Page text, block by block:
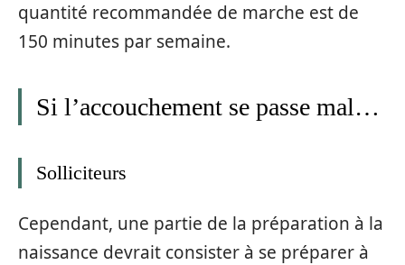
quantité recommandée de marche est de
150 minutes par semaine.
Si l’accouchement se passe mal…
Solliciteurs
Cependant, une partie de la préparation à la
naissance devrait consister à se préparer à